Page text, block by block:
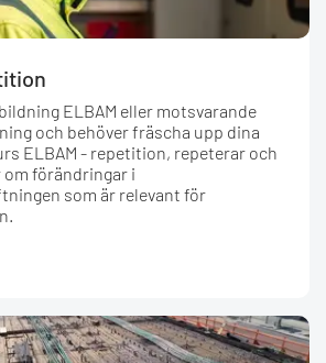
ELBAM eller motsvarande
och behöver fräscha upp dina
ELBAM - repetition, repeterar och
om förändringar i
som är relevant för